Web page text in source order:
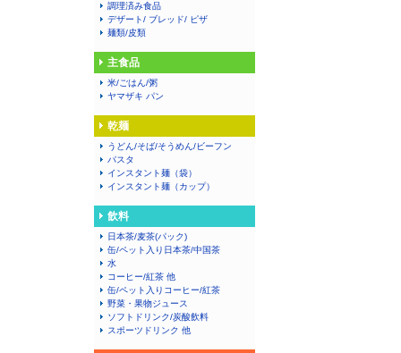
調理済み食品
デザート/ ブレッド/ ピザ
麺類/皮類
主食品
米/ごはん/粥
ヤマザキ パン
乾麺
うどん/そば/そうめん/ビーフン
パスタ
インスタント麺（袋）
インスタント麺（カップ）
飲料
日本茶/麦茶(パック)
缶/ペット入り日本茶/中国茶
水
コーヒー/紅茶 他
缶/ペット入りコーヒー/紅茶
野菜・果物ジュース
ソフトドリンク/炭酸飲料
スポーツドリンク 他